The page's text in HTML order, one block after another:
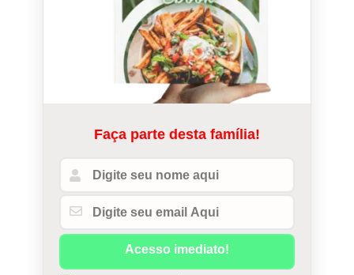
Faça parte desta família!